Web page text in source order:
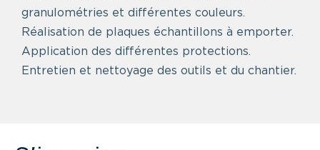
granulométries et différentes couleurs.
Réalisation de plaques échantillons à emporter.
Application des différentes protections.
Entretien et nettoyage des outils et du chantier.